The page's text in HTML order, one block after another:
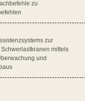
zu
zur
mittels
und